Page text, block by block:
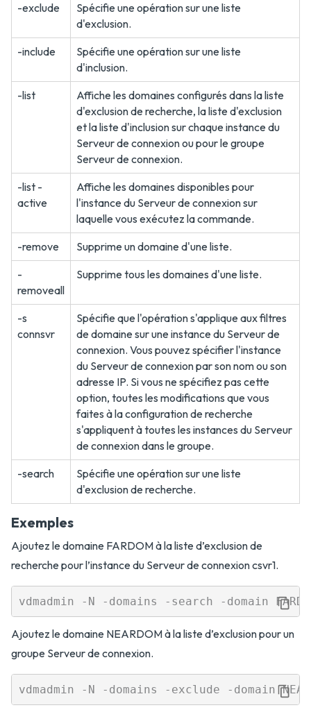
-exclude
Spécifie une opération sur une liste
d'exclusion.
-include
Spécifie une opération sur une liste
d'inclusion.
-list
Affiche les domaines configurés dans la liste
d'exclusion de recherche, la liste d'exclusion
et la liste d'inclusion sur chaque instance du
Serveur de connexion ou pour le groupe
Serveur de connexion.
-list -
active
Affiche les domaines disponibles pour
l'instance du Serveur de connexion sur
laquelle vous exécutez la commande.
-remove
Supprime un domaine d'une liste.
-
removeall
Supprime tous les domaines d'une liste.
-s
connsvr
Spécifie que l'opération s'applique aux filtres
de domaine sur une instance du Serveur de
connexion. Vous pouvez spécifier l'instance
du Serveur de connexion par son nom ou son
adresse IP. Si vous ne spécifiez pas cette
option, toutes les modifications que vous
faites à la configuration de recherche
s'appliquent à toutes les instances du Serveur
de connexion dans le groupe.
-search
Spécifie une opération sur une liste
d'exclusion de recherche.
Exemples
Ajoutez le domaine FARDOM à la liste d’exclusion de
recherche pour l’instance du Serveur de connexion csvr1.
Ajoutez le domaine NEARDOM à la liste d’exclusion pour un
groupe Serveur de connexion.